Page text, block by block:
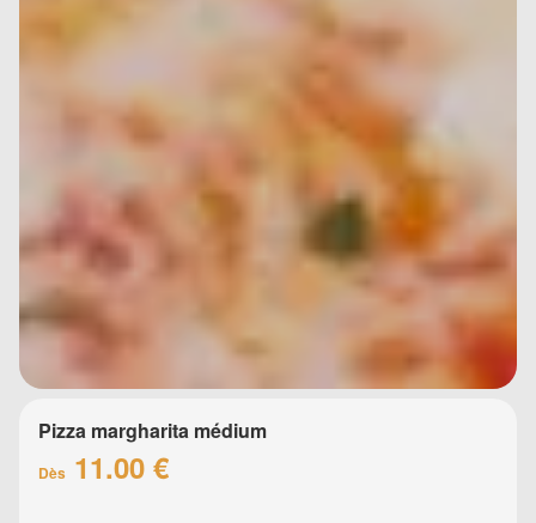
Pizza margharita médium
Dès 11.00 €